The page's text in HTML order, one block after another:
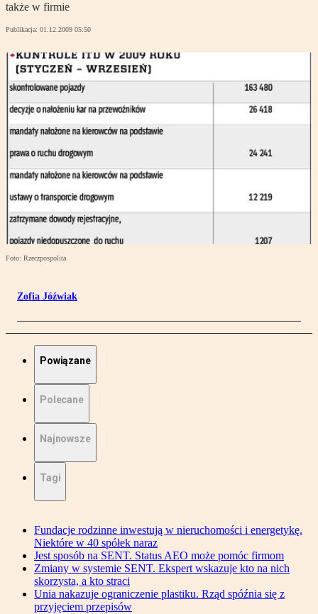
także w firmie
Publikacja: 01.12.2009 05:50
Foto: Rzeczpospolita
Zofia Jóźwiak
Powiązane
Polecane
Najnowsze
Tagi
Fundacje rodzinne inwestują w nieruchomości i energetykę.
Niektóre w 40 spółek naraz
Jest sposób na SENT. Status AEO może pomóc firmom
Zmiany w systemie SENT. Ekspert wskazuje kto na nich
skorzysta, a kto straci
Unia nakazuje ograniczenie plastiku. Rząd spóźnia się z
przyjęciem przepisów